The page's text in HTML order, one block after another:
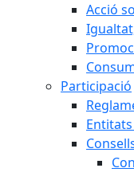
Acció
Participació